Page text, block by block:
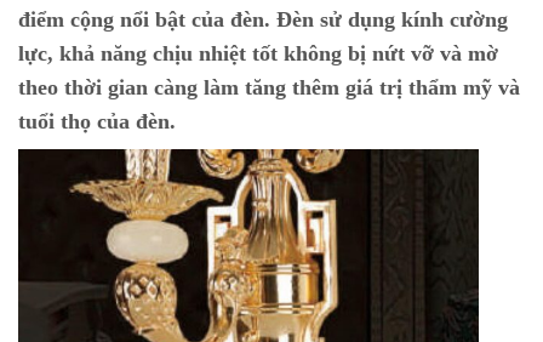
điểm cộng nổi bật của đèn. Đèn sử dụng kính cường
lực, khả năng chịu nhiệt tốt không bị nứt vỡ và mờ
theo thời gian càng làm tăng thêm giá trị thẩm mỹ và
tuổi thọ của đèn.